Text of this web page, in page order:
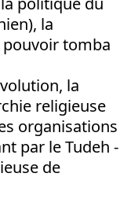
la
tomba
la
religieuse
organisations
par le Tudeh -
de